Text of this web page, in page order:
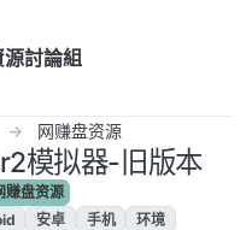
討論組
网赚盘资源
模拟器-旧版本
赚盘资源
安卓 手机
环境